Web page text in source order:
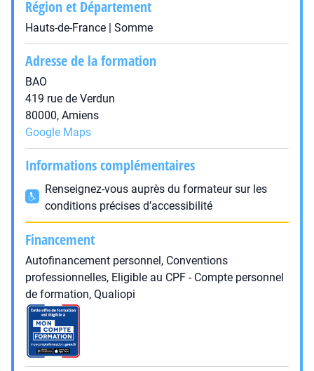
Région et Département
Hauts-de-France | Somme
Adresse de la formation
BAO
419 rue de Verdun
80000, Amiens
Google Maps
Informations complémentaires
Renseignez-vous auprès du formateur sur les
conditions précises d’accessibilité
Financement
Autofinancement personnel, Conventions
professionnelles, Eligible au CPF - Compte personnel
de formation, Qualiopi